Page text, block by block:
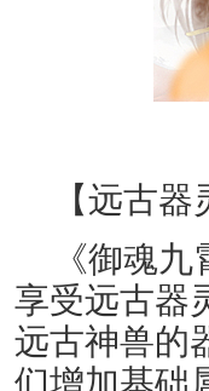
【远古器
《御魂
享受远古器
远古神兽的
们增加基础